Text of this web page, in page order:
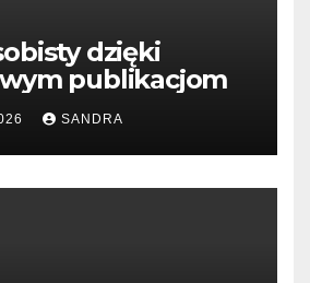
dzięki
publikacjom
SANDRA